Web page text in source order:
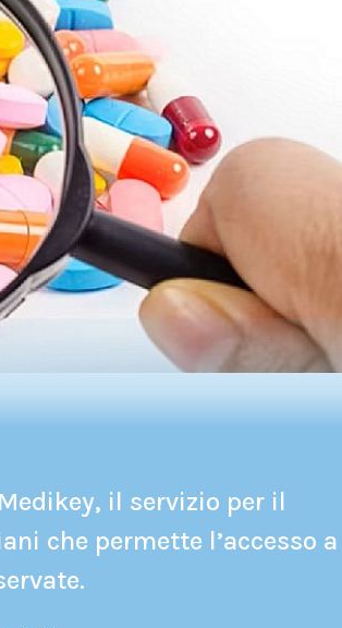
il servizio per il
che permette l’accesso a